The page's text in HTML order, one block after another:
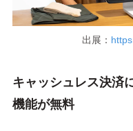
出展：
キャッシュレス決済
機能が無料